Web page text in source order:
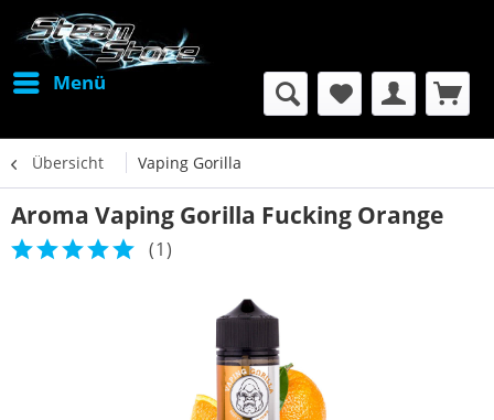
Menü
Übersicht Vaping Gorilla
Aroma Vaping Gorilla Fucking Orange
(1)